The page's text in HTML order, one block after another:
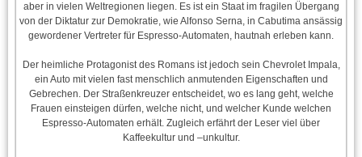
aber in vielen Weltregionen liegen. Es ist ein Staat im fragilen Übergang
von der Diktatur zur Demokratie, wie Alfonso Serna, in Cabutima ansässig
gewordener Vertreter für Espresso-Automaten, hautnah erleben kann.
Der heimliche Protagonist des Romans ist jedoch sein Chevrolet Impala,
ein Auto mit vielen fast menschlich anmuten­den Eigenschaften und
Gebrechen. Der Straßenkreuzer entscheidet, wo es lang geht, welche
Frauen einsteigen dürfen, welche nicht, und welcher Kunde welchen
Espresso-Auto­ma­­ten erhält. Zugleich erfährt der Leser viel über
Kaffeekultur und –unkultur.